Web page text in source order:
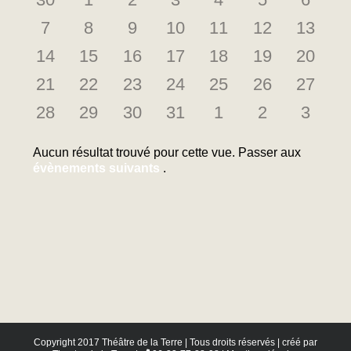
Évènements
évènementsévènementsévènements
évènementsévènements
évènements
0
évènements
7
0
évènements
8
0
évènements
9
0
évènements
10
0
évènements
11
0
évènements
12
0
13
0
évènements
14
0
évènements
15
0
évènements
16
0
évènements
17
0
évènements
18
0
évènements
19
0
20
0
évènements
21
0
évènements
22
0
évènements
23
0
évènements
24
0
évènements
25
0
évènements
26
0
27
0
28
0
29
0
30
0
31
0
1
0
2
0
3
Notice
Aucun résultat trouvé pour cette vue. Passer aux
évènements suivants .
Copyright 2017 Théâtre de la Terre | Tous droits réservés | créé par